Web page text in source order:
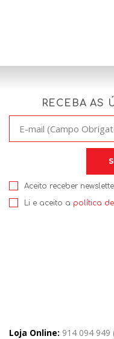
RECEBA AS
Aceito receber
Li e aceito a política
Loja Online: 914 094 949